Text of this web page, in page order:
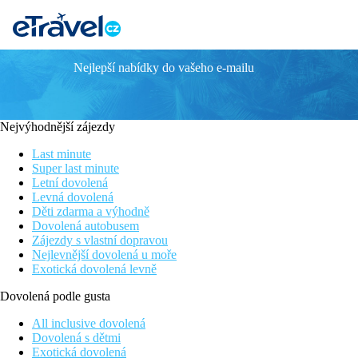
Hane Family
Vodní skluzavky
Široká nabídka volnočasových aktivit
Denní a večerní animační program
Pláž je vzdálená 350 m od hotelu
Poloha
Hotel cca 8 km od historického centra Side. V těsné blízkosti
Mezinárodní letiště v Antalyi je vzdálneo 60 km od hotelu.
Vybavení
Vstupní hala s recepcí, hlavní restaurace, 2x A la Carte
kavárna (za poplatek), prádelna (za poplatek), diskotéka (nápoje
Pokoje
Nejlepší nabídky do vašeho e-mailu
Nejvýhodnější zájezdy
Last minute
Super last minute
Letní dovolená
Levná dovolená
Děti zdarma a výhodně
Dovolená autobusem
Zájezdy s vlastní dopravou
Nejlevnější dovolená u moře
Exotická dovolená levně
Dovolená podle gusta
All inclusive dovolená
Dovolená s dětmi
Exotická dovolená